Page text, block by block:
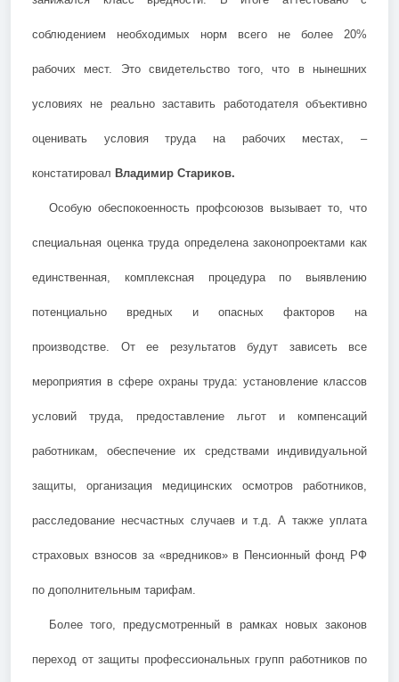
соблюдением необходимых норм всего не более 20%
рабочих мест. Это свидетельство того, что в нынешних
условиях не реально заставить работодателя объективно
оценивать условия труда на рабочих местах, –
констатировал Владимир Стариков.
Особую обеспокоенность профсоюзов вызывает то, что
специальная оценка труда определена законопроектами как
единственная, комплексная процедура по выявлению
потенциально вредных и опасных факторов на
производстве. От ее результатов будут зависеть все
мероприятия в сфере охраны труда: установление классов
условий труда, предоставление льгот и компенсаций
работникам, обеспечение их средствами индивидуальной
защиты, организация медицинских осмотров работников,
расследование несчастных случаев и т.д. А также уплата
страховых взносов за «вредников» в Пенсионный фонд РФ
по дополнительным тарифам.
Более того, предусмотренный в рамках новых законов
переход от защиты профессиональных групп работников по